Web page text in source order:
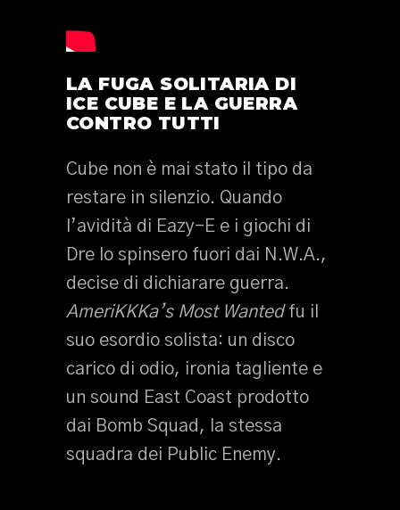
LA FUGA SOLITARIA DI
ICE CUBE E LA GUERRA
CONTRO TUTTI
Cube non è mai stato il tipo da
restare in silenzio. Quando
l’avidità di Eazy-E e i giochi di
Dre lo spinsero fuori dai N.W.A.,
decise di dichiarare guerra.
AmeriKKKa’s Most Wanted fu il
suo esordio solista: un disco
carico di odio, ironia tagliente e
un sound East Coast prodotto
dai Bomb Squad, la stessa
squadra dei Public Enemy.